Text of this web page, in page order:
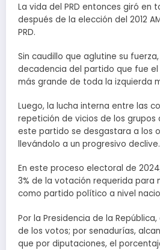
La vida del PRD entonces giró en
después de la elección del 2012
PRD.
Sin caudillo que aglutine su
decadencia del partido que fue
más grande de toda la izquierda
Luego, la lucha interna entre las
repetición de vicios de los grupos
este partido se desgastara a los
llevándolo a un progresivo declive.
En este proceso electoral de
3% de la votación requerida para
como partido político a nivel
Por la Presidencia de la República,
de los votos; por senadurías,
que por diputaciones, el